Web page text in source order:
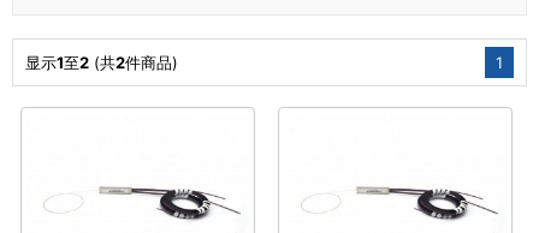
1
显示1至2 (共2件商品)